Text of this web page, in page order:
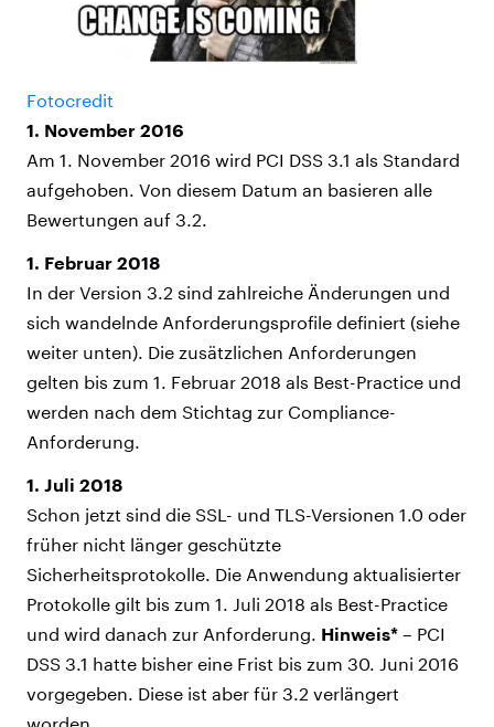
Fotocredit
1. November 2016
Am 1. November 2016 wird PCI DSS 3.1 als Standard
aufgehoben. Von diesem Datum an basieren alle
Bewertungen auf 3.2.
1. Februar 2018
In der Version 3.2 sind zahlreiche Änderungen und
sich wandelnde Anforderungsprofile definiert (siehe
weiter unten). Die zusätzlichen Anforderungen
gelten bis zum 1. Februar 2018 als Best-Practice und
werden nach dem Stichtag zur Compliance-
Anforderung.
1. Juli 2018
Schon jetzt sind die SSL- und TLS-Versionen 1.0 oder
früher nicht länger geschützte
Sicherheitsprotokolle. Die Anwendung aktualisierter
Protokolle gilt bis zum 1. Juli 2018 als Best-Practice
und wird danach zur Anforderung. Hinweis* – PCI
DSS 3.1 hatte bisher eine Frist bis zum 30. Juni 2016
vorgegeben. Diese ist aber für 3.2 verlängert